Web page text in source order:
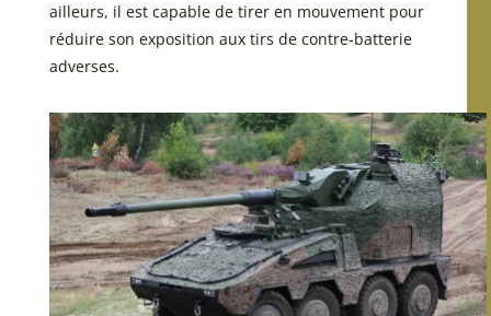
ailleurs, il est capable de tirer en mouvement pour
réduire son exposition aux tirs de contre-batterie
adverses.